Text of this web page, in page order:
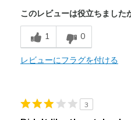
Breathe Well
Comfortable
Durable
以下に最適
このレビューは役立ちました
1 0
レビューにフラグを付ける
3